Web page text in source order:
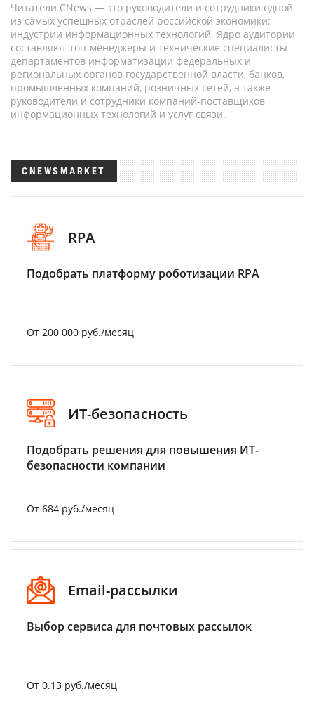
Читатели CNews — это руководители и сотрудники одной
из самых успешных отраслей российской экономики:
индустрии информационных технологий. Ядро аудитории
составляют топ-менеджеры и технические специалисты
департаментов информатизации федеральных и
региональных органов государственной власти, банков,
промышленных компаний, розничных сетей, а также
руководители и сотрудники компаний-поставщиков
информационных технологий и услуг связи.
CNEWSMARKET
RPA
Подобрать платформу роботизации RPA
От 200 000 руб./месяц
ИТ-безопасность
Подобрать решения для повышения ИТ-
безопасности компании
От 684 руб./месяц
Email-рассылки
Выбор сервиса для почтовых рассылок
От 0.13 руб./месяц